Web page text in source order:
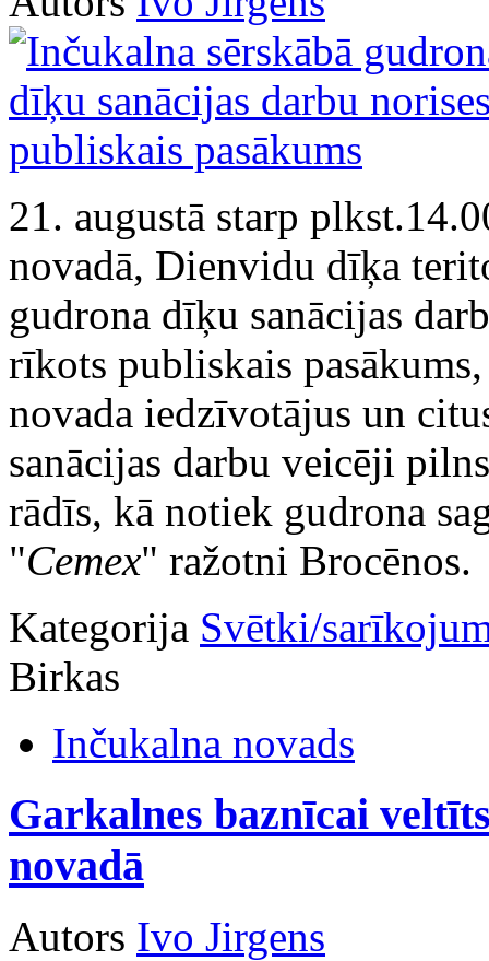
21. augustā starp
novadā, Dienvidu dīķa
gudrona dīķu sanācijas
rīkots publiskais
novada iedzīvotājus un
sanācijas darbu veicēji
rādīs, kā notiek gudrona
"Cemex" ražotni Brocēnos.
Kategorija Svētki/
Birkas
Inčukalna novads
Garkalnes baznīcai
novadā
Autors Ivo Jirgens